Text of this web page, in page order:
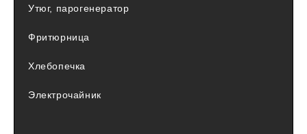
Утюг, парогенератор
Фритюрница
Хлебопечка
Электрочайник